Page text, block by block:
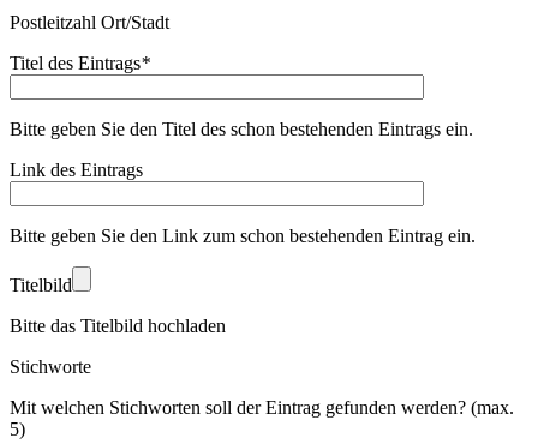
Postleitzahl Ort/Stadt
Titel des Eintrags*
Bitte geben Sie den Titel des schon bestehenden Eintrags ein.
Link des Eintrags
Bitte geben Sie den Link zum schon bestehenden Eintrag ein.
Titelbild
Bitte das Titelbild hochladen
Stichworte
Mit welchen Stichworten soll der Eintrag gefunden werden? (max.
5)